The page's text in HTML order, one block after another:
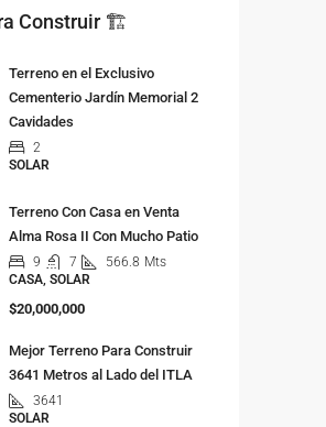
Construir 🏗
Terreno en el Exclusivo
Cementerio Jardín Memorial 2
Cavidades
2
SOLAR
Terreno Con Casa en Venta
Alma Rosa II Con Mucho Patio
9 7 566.8 Mts
CASA, SOLAR
$20,000,000
Mejor Terreno Para Construir
3641 Metros al Lado del ITLA
3641
SOLAR